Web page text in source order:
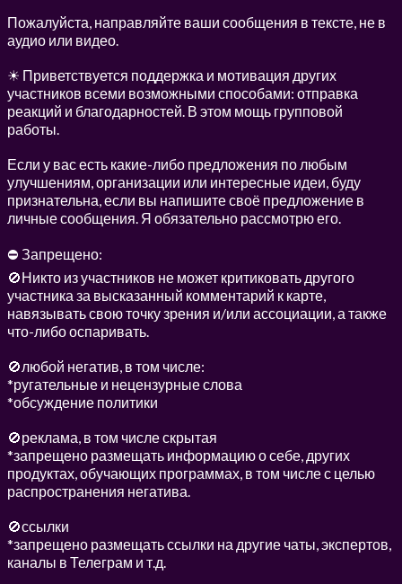
Пожалуйста, направляйте ваши сообщения в тексте, не в
аудио или видео.
☀ Приветствуется поддержка и мотивация других
участников всеми возможными способами: отправка
реакций и благодарностей. В этом мощь групповой
работы.
Если у вас есть какие-либо предложения по любым
улучшениям, организации или интересные идеи, буду
признательна, если вы напишите своё предложение в
личные сообщения. Я обязательно рассмотрю его.
⛔ Запрещено:
🚫Никто из участников не может критиковать другого
участника за высказанный комментарий к карте,
навязывать свою точку зрения и/или ассоциации, а также
что-либо оспаривать.
🚫любой негатив, в том числе:
*ругательные и нецензурные слова
*обсуждение политики
🚫реклама, в том числе скрытая
*запрещено размещать информацию о себе, других
продуктах, обучающих программах, в том числе с целью
распространения негатива.
🚫ссылки
*запрещено размещать ссылки на другие чаты, экспертов,
каналы в Телеграм и т.д.